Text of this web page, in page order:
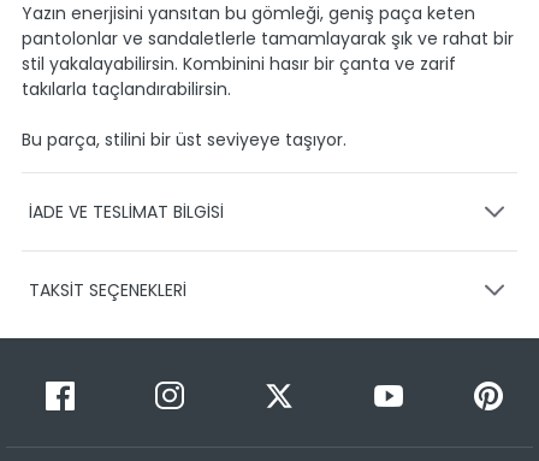
Yazın enerjisini yansıtan bu gömleği, geniş paça keten
pantolonlar ve sandaletlerle tamamlayarak şık ve rahat bir
stil yakalayabilirsin. Kombinini hasır bir çanta ve zarif
takılarla taçlandırabilirsin.
Bu parça, stilini bir üst seviyeye taşıyor.
İADE VE TESLİMAT BİLGİSİ
Ürünlerinizin gönderimini anlaşmalı olduğumuz PTT,
1-3 iş günü içerisinde kargoya teslim edilir.
Siparişimin kargo takibini nasıl yapabilirim?
TAKSİT SEÇENEKLERİ
Taksit Sayısı Taksit Miktarı
Taksitli Tutar
Toplam
1499,95 TL